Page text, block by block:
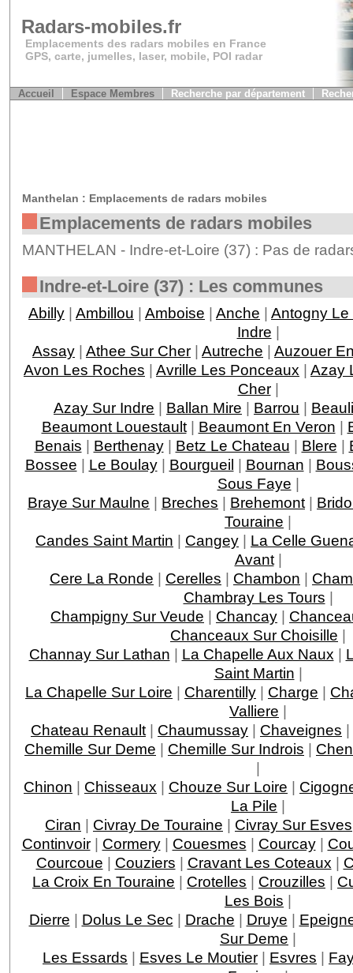
Radars-mobiles.fr
Emplacements des radars mobiles en France
GPS, carte, jumelles, laser, mobile, POI radar
Accueil Espace Membres Recherche par département
Manthelan : Emplacements de radars mobiles
Emplacements de radars mobiles
MANTHELAN - Indre-et-Loire (37) : Pas de
Indre-et-Loire (37) : Les communes
Abilly | Ambillou | Amboise | Anche | Antogny Le
Indre |
Assay | Athee Sur Cher | Autreche | Auzouer
Avon Les Roches | Avrille Les Ponceaux | Azay
Cher|
Azay Sur Indre | Ballan Mire | Barrou |
Beaumont Louestault| Beaumont En Veron |
Benais | Berthenay| Betz Le Chateau | Blere |
Bossee | Le Boulay| Bourgueil | Bournan |
Sous Faye |
Braye Sur Maulne | Breches | Brehemont |
Touraine |
Candes Saint Martin | Cangey | La Celle
Avant|
Cere La Ronde | Cerelles | Chambon |
Chambray Les Tours |
Champigny Sur Veude | Chancay |
Chanceaux Sur Choisille |
Channay Sur Lathan | La Chapelle Aux Naux |
Saint Martin |
La Chapelle Sur Loire | Charentilly | Charge |
Valliere |
Chateau Renault | Chaumussay | Chaveignes |
Chemille Sur Deme | Chemille Sur Indrois |
|
Chinon | Chisseaux | Chouze Sur Loire |
La Pile |
Ciran | Civray De Touraine | Civray Sur Esves
Continvoir| Cormery| Couesmes | Courcay|
Courcoue | Couziers | Cravant Les Coteaux |
La Croix En Touraine | Crotelles | Crouzilles |
Les Bois |
Dierre | Dolus Le Sec | Drache | Druye |
Sur Deme |
Les Essards | Esves Le Moutier | Esvres |